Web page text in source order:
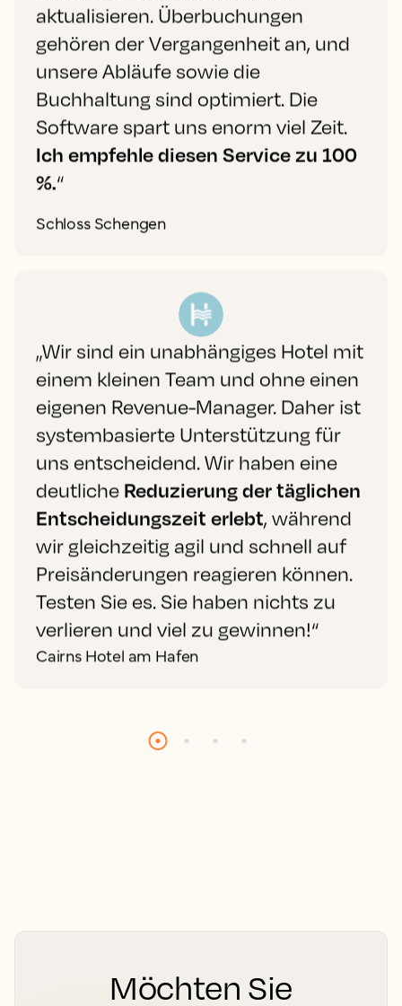
aktualisieren. Überbuchungen
gehören der Vergangenheit an, und
unsere Abläufe sowie die
Buchhaltung sind optimiert. Die
Software spart uns enorm viel Zeit.
Ich empfehle diesen Service zu 100
%.“
Schloss Schengen
„Wir sind ein unabhängiges Hotel mit
einem kleinen Team und ohne einen
eigenen Revenue-Manager. Daher ist
systembasierte Unterstützung für
uns entscheidend. Wir haben eine
deutliche Reduzierung der täglichen
Entscheidungszeit erlebt, während
wir gleichzeitig agil und schnell auf
Preisänderungen reagieren können.
Testen Sie es. Sie haben nichts zu
verlieren und viel zu gewinnen!“
Cairns Hotel am Hafen
Möchten Sie